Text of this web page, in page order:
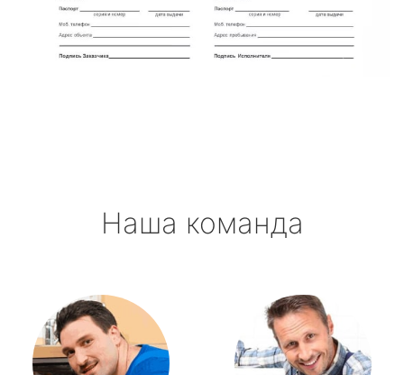
Наша команда